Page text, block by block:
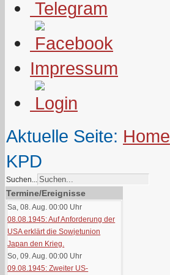
Impressum
Aktuelle Seite: Home
KPD
Suchen...
Termine/Ereignisse
Sa, 08. Aug. 00:00 Uhr
08.08.1945: Auf Anforderung der
USA erklärt die Sowjetunion
Japan den Krieg.
So, 09. Aug. 00:00 Uhr
09.08.1945: Zweiter US-